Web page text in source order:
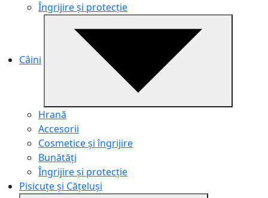
Îngrijire și protecție
Câini
Hrană
Accesorii
Cosmetice și îngrijire
Bunătăți
Îngrijire și protecție
Pisicuțe și Cățeluși